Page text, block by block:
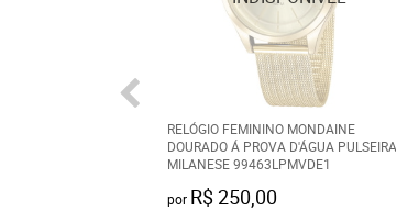
RELÓGIO FEMININO MONDAINE
DOURADO Á PROVA D'ÁGUA PULSEIRA
MILANESE 99463LPMVDE1
por R$ 250,00